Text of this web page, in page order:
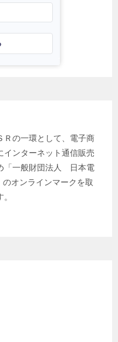
Ｒの一環として、電子商
インターネット通信販売
「一般財団法人 日本電
オンラインマークを取